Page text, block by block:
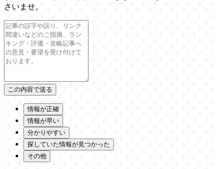
さいませ。
情報が正確
情報が早い
分かりやすい
探していた情報が見つかった
その他